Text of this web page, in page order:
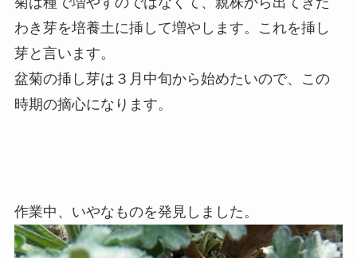
わき芽を培養土に挿して増やします。これを挿し
芽と言います。
盆菊の挿し芽は３月中旬から始めたいので、この
時期の摘心になります。
作業中、いやなものを発見しました。